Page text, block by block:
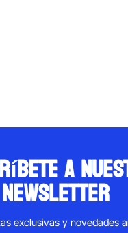
a
newsletter
exclusivas y novedades